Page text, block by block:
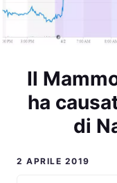
Il
ha
di
2 APRILE 2019